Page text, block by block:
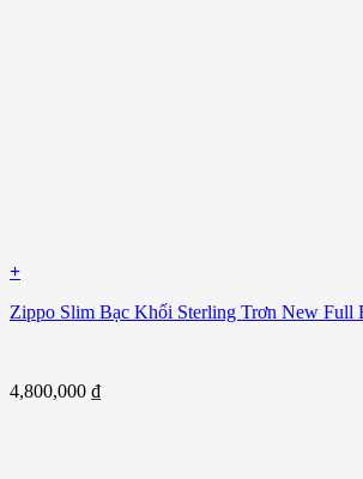
+
Zippo Slim Bạc Khối Sterling Trơn New Full
4,800,000 ₫